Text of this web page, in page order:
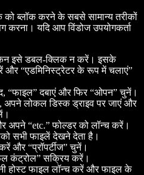
ब्लॉक करने के सबसे सामान्य तरीकों
यदि आप विंडोज उपयोगकर्ता
इसे डबल-क्लिक न करें। इसके
और “एडमिनिस्ट्रेटर के रूप में चलाएं”
“फाइल” दबाएं और फिर “ओपन” चुनें।
अपने लोकल डिस्क ड्राइव पर जाएं और
अपने “etc.” फोल्डर को लॉन्च करें।
सभी फाइलें देखने देता है।
और “प्रॉपर्टीज” चुनें।
कंट्रोल” सक्रिय करें।
होस्ट फाइल लॉन्च करें और फाइल के